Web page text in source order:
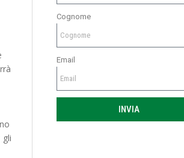
gli
Cognome
Email
INVIA